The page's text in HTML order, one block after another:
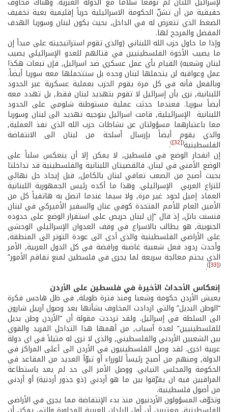
حقيقية من أن تشنّ الحكومة الاسرائيلية حرباً إقليمية بغية تخفيف
الضغط الذي تتعرض له في الداخل, بحيث يكون لبنان وسوريا الهدف
المفضل والمرجح لها.
وإذا ما حاول حزب الله اللبناني (والذي تقوم استراتيجيته على مبدأ إن
ما يصيب الأخوة الفلسطينيين في قتالهم للعدو الإسرائيلي يصيب
لبنان وشعبه) القيام بأي عمل عسكري ضد اسرائيل, فإن تبعات هكذا
عمل وعواقبه لن يتحملها لبنان وحده بل ستتحملها معه سوريا أيضاً.
وبالفعل فأنه في كل مرة يقوم الحزب بعملية عسكرية عبر الحدود
اللبنانية, نرى بأن إسرائيل لا تقوم بتهديد لبنان فقط, بل تهدد معه
أيضاً سوريا. فعندما حدثت عملية مستوطنة شلومي على الحدود
اللبنانية ­ الإسرائيلية, قامت اسرائيل بتوجيه تهديد الى لبنان وسوريا
معا باعتبارهما مسؤولتان عن نشاطات حزب الله الذي نفذ العملية,
والذي يقوم أيضاً بإرسال أسلحة من لبنان الى الانتفاضة
الفلسطينية(
[32]
)
.
إن انفجار الوضع في فلسطين, لا يمكن إلا أن ينعكس سلباً على
الوضع الأمني في لبنان. فالقضيتان اللبنانية والفلسطينية قد تداخلتا
بحيث أصبح من الصعب تعافي لبنان بالكامل, قبل إيجاد حل نهائي
للنزاع العربي ­ الإسرائيلي. وهذا ما أكده رئيس الجمهورية اللبنانية
العماد إميل لحود غير مرة, ولا سيما عندما اتصل به هاتفياً كل من
الأمين العام للأمم المتحدة كوفي عنان والسفير الأميركي في لبنان
فنسنت باتل, إذ قال “إن لبنان حريص على استقرار الوضع على حدوده
الجنوبية, هو يطالب بالاسراع في وقف العدوان الإسرائيلي الوحشي
على الأراضي الفلسطينية والذي أدى الى عودة التوتر الى المنطقة,
وأحدث ردود فعل شعبية غاضبة ورافضة في كل الدول العربية, الأمر
الذي يحتم معالجة سريعة لما يجري في فلسطين لمنع تفاقم الأمور”
(
[33]
)
.
إنعكاس الأحداث الأخيرة في فلسطين على الأردن
يعيش الأردن حكومة وشعبا ومنذ فترة طويلة, في ظل هاجس فكرة
“الوطن البديل” والتي ازدادت المخاوف بشأنها بعد وصول آرييل شارون
الى السلطة في إسرائيل. ولقد ترددت مقولة أن “الأردن وطن بديل
للفلسطينيين” لعدة أسباب, من أهمها هذا التداخل الفريد والقوي
بين الشعبين الأردني والفلسطيني, والذي لا ترى له مثيلاً في اي دولة
عربية اخرى. لقد وصل الفلسطينيون في الأردن الى أعلى المراكز في
الدولة, ومنهم من أصبح رئيساً للوزراء أو تبوّأ العديد من المقاعد في
الحكومة والمجلس النيابي. ووصل الأمر الى حد لم يعد باستطاعة
المراقبين فيه ان يفرّقوا بين ما هو أردني (ذو جذور أردنية) أو أردني
من أصول فلسطينية.
وتخوّف المسؤولون الأردنيون منذ بدء الإنتفاضة مما يجري في الأراضي